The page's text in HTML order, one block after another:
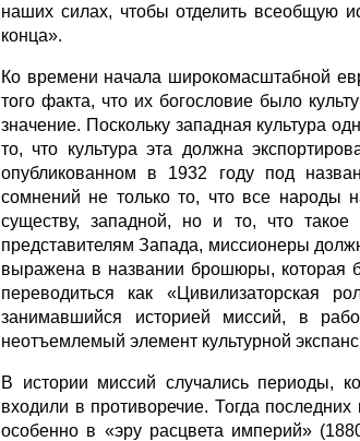
наших силах, чтобы отделить всеобщую
конца».
Ко времени начала широкомасштабной
того факта, что их богословие было
значение. Поскольку западная культура
то, что культура эта должна
опубликованном в 1932 году под
сомнений не только то, что все народы
существу, западной, но и то, что
представителям Запада, миссионеры
выражена в названии брошюры, которая
переводиться как «Цивилизаторская
занимавшийся историей миссий, в
неотъемлемый элемент культурной
В истории миссий случались периоды,
входили в противоречие. Тогда
особенно в «эру расцвета империй»